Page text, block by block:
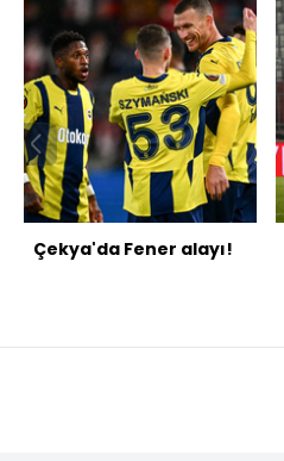
Çekya'da Fener alayı!